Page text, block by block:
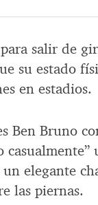
salir de
su estado
en estadios.
Ben Bruno
elegante
las piernas.